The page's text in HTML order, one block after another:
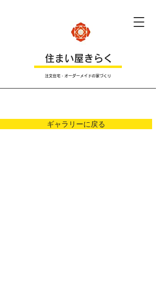
​住まい屋きらく
注文住宅・オーダーメイドの家づくり
ギャラリーに戻る